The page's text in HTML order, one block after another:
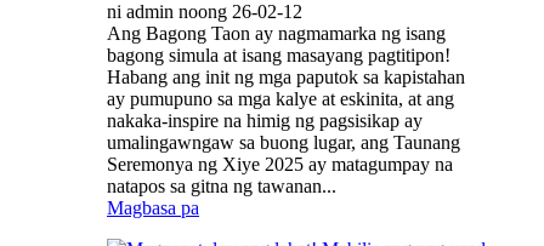
ni admin noong 26-02-12
Ang Bagong Taon ay nagmamarka ng isang
bagong simula at isang masayang pagtitipon!
Habang ang init ng mga paputok sa kapistahan
ay pumupuno sa mga kalye at eskinita, at ang
nakaka-inspire na himig ng pagsisikap ay
umalingawngaw sa buong lugar, ang Taunang
Seremonya ng Xiye 2025 ay matagumpay na
natapos sa gitna ng tawanan...
Magbasa pa